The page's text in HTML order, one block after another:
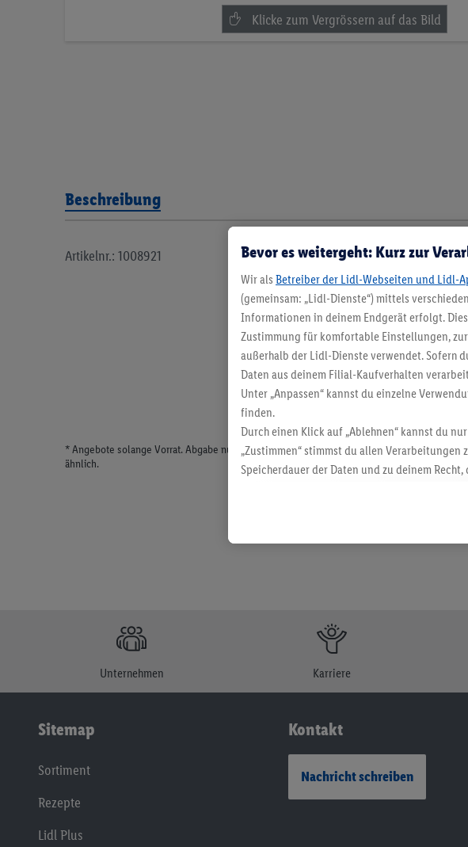
Beschreibung
Artikelnr.: 1008921
* Angebote solange Vorrat. Abgabe nur in haushaltsüblichen Mengen. Verkauf ohne
ähnlich.
Unternehmen Karriere
Sitemap
Sortiment
Rezepte
Lidl Plus
Kontakt
Nachricht schreiben
Bevor es weitergeht: Kurz zur
Wir als Betreiber der Lidl-Webseiten und Lidl-
(gemeinsam: „Lidl-Dienste“) mittels
Informationen in deinem Endgerät erfolgt.
Zustimmung für komfortable Einstellungen,
außerhalb der Lidl-Dienste verwendet. Sofern
Daten aus deinem Filial-Kaufverhalten
Unter „Anpassen“ kannst du einzelne
finden.
Durch einen Klick auf „Ablehnen“ kannst du
„Zustimmen“ stimmst du allen
Speicherdauer der Daten und zu deinem